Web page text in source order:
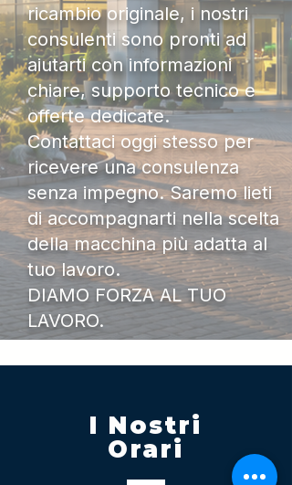
ricambio originale, i nostri
consulenti sono pronti ad
aiutarti con informazioni
chiare, supporto tecnico e
offerte dedicate.
Contattaci oggi stesso per
ricevere una consulenza
senza impegno. Saremo lieti
di accompagnarti nella scelta
della macchina più adatta al
tuo lavoro.
DIAMO FORZA AL TUO
LAVORO.
I Nostri
Orari